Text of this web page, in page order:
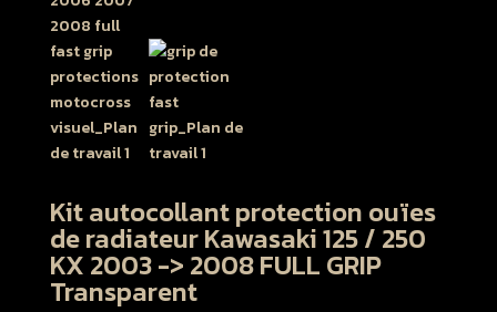
Kit autocollant protection ouïes
de radiateur Kawasaki 125 / 250
KX 2003 -> 2008 FULL GRIP
Transparent